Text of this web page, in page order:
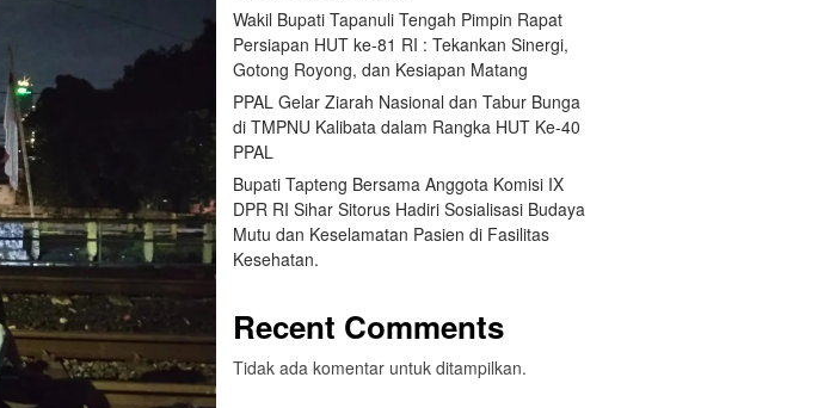
Wakil Bupati Tapanuli Tengah Pimpin Rapat
Persiapan HUT ke-81 RI : Tekankan Sinergi,
Gotong Royong, dan Kesiapan Matang
PPAL Gelar Ziarah Nasional dan Tabur Bunga
di TMPNU Kalibata dalam Rangka HUT Ke-40
PPAL
Bupati Tapteng Bersama Anggota Komisi IX
DPR RI Sihar Sitorus Hadiri Sosialisasi Budaya
Mutu dan Keselamatan Pasien di Fasilitas
Kesehatan.
Recent Comments
Tidak ada komentar untuk ditampilkan.